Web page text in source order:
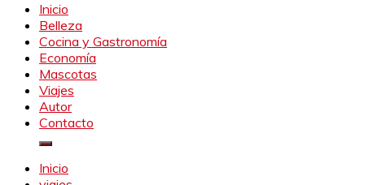
Inicio
Belleza
Cocina y Gastronomía
Economía
Mascotas
Viajes
Autor
Contacto
Inicio